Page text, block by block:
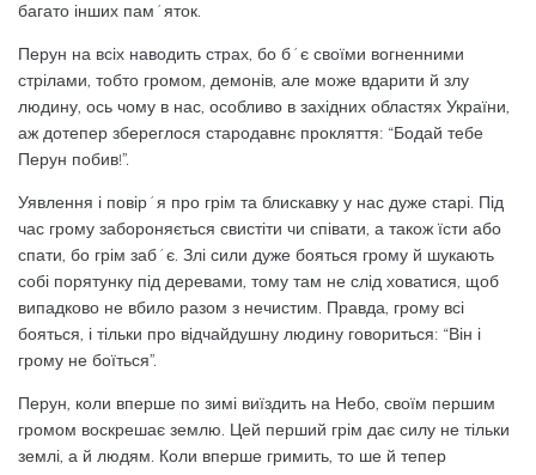
багато інших пам´яток.
Перун на всіх наводить страх, бо б´є своїми вогненними
стрілами, тобто громом, демонів, але може вдарити й злу
людину, ось чому в нас, особливо в західних областях України,
аж дотепер збереглося стародавнє прокляття: “Бодай тебе
Перун побив!”.
Уявлення і повір´я про грім та блискавку у нас дуже старі. Під
час грому забороняється свистіти чи співати, а також їсти або
спати, бо грім заб´є. Злі сили дуже бояться грому й шукають
собі порятунку під деревами, тому там не слід ховатися, щоб
випадково не вбило разом з нечистим. Правда, грому всі
бояться, і тільки про відчайдушну людину говориться: “Він і
грому не боїться”.
Перун, коли вперше по зимі виїздить на Небо, своїм першим
громом воскрешає землю. Цей перший грім дає силу не тільки
землі, а й людям. Коли вперше гримить, то ше й тепер